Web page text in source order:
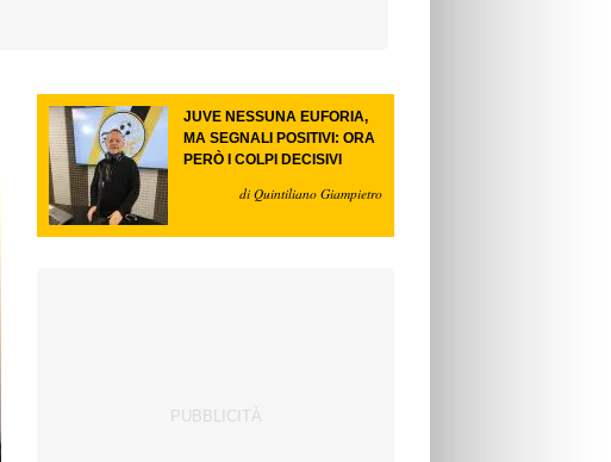
JUVE NESSUNA EUFORIA,
MA SEGNALI POSITIVI: ORA
PERÒ I COLPI DECISIVI
di Quintiliano Giampietro